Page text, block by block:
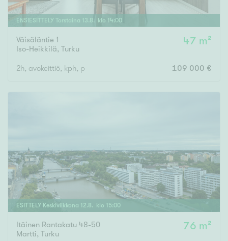
ENSIESITTELY Torstaina 13.8. klo 14:00
Väisäläntie 1
Iso-Heikkilä, Turku
47 m²
2h, avokeittiö, kph, p 109 000 €
ESITTELY Keskiviikkona 12.8. klo 15:00
Itäinen Rantakatu 48-50
Martti, Turku
76 m²